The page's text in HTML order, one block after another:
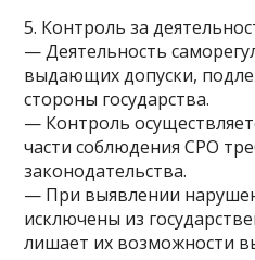
5. Контроль за
— Деятельность
выдающих допуски,
стороны государства.
— Контроль
части соблюдения СРО
законодательства.
— При выявлении
исключены из
лишает их возможности